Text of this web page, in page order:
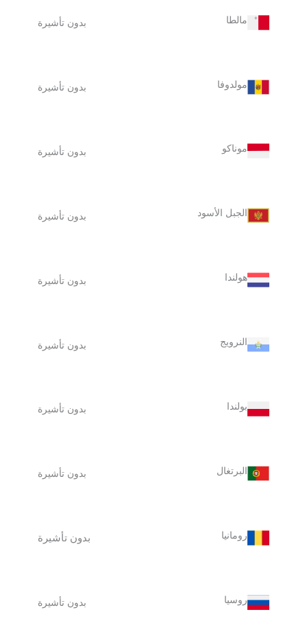
مالطا بدون تأشيرة
مولدوفا بدون تأشيرة
موناكو بدون تأشيرة
الجبل الأسود بدون تأشيرة
هولندا بدون تأشيرة
النرويج بدون تأشيرة
بولندا بدون تأشيرة
البرتغال بدون تأشيرة
رومانيا بدون تأشيرة
روسيا بدون تأشيرة